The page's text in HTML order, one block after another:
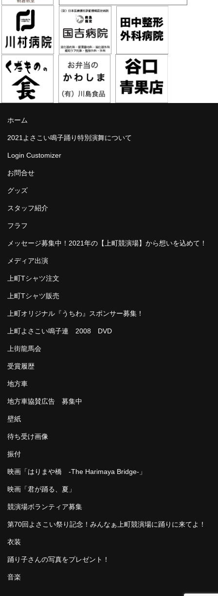
ホーム
2021よさこい鳴子踊り特別演舞について
Login Customizer
お問合せ
グッズ
スタッフ紹介
フラフ
メッセージ募集中！2021年の【上町競演場】から想いを込めて！
メディア出演
上町Tシャツ注文
上町Tシャツ販売
上町オリジナル『うちわ』スポンサー募集！
上町よさこい鳴子連 2008 DVD
上街龍馬会
受賞履歴
地方車
地方車協賛広告 募集中
壁紙
待ち受け画像
振付
映画「はりまや橋 -The Harimaya Bridge-」
映画「君が踊る、夏」
競演場ボランティア募集
第70回よさこい祭り記念！みんなぁ上町競演場に踊りに来てよ！
衣装
踊り子さんの写真をプレゼント！
音楽